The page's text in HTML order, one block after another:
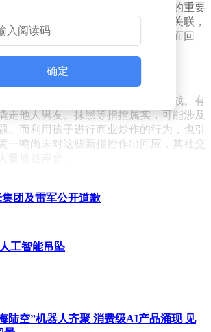
能是王思聪始终拒绝承认亲子关系的重要
次在社交平台暗示孩子与王思聪的关联，
式引发关注，但均未获得王思聪方面回
酵，黄一鸣的公众形象面临严峻挑战。有
走他人男友、抹黑等指控属实，可能涉及
。而利用孩子进行商业炒作的行为，也引
一鸣尚未对这些新指控作出回应，其社交
，从法律纠纷到情感争议，再到如今的闺
众认知。事件核心已从个人恩怨演变为对
让人震惊。"也有观点认为，在信息未完
性态度。
时间线显示，黄一鸣近半年频繁登上热
目前已有多个品牌开始评估与黄一鸣的合
面临重大考验。
确定
团及雷军公开道歉
工智能吊坠
陆空”机器人齐聚 消费级AI产品涌现 见